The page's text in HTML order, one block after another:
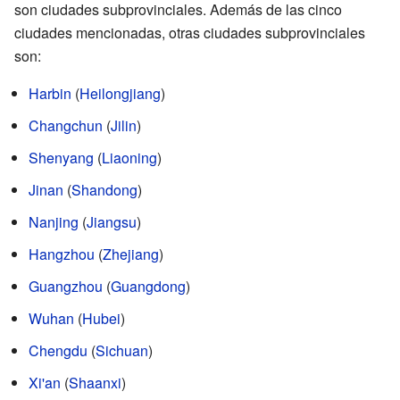
son ciudades subprovinciales. Además de las cinco
ciudades mencionadas, otras ciudades subprovinciales
son:
Harbin (Heilongjiang)
Changchun (Jilin)
Shenyang (Liaoning)
Jinan (Shandong)
Nanjing (Jiangsu)
Hangzhou (Zhejiang)
Guangzhou (Guangdong)
Wuhan (Hubei)
Chengdu (Sichuan)
Xi'an (Shaanxi)